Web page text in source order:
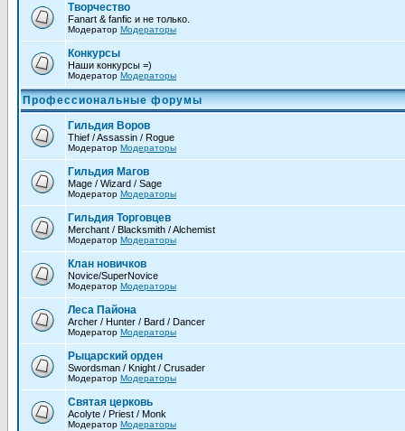
Творчество
Fanart & fanfic и не только.
Модератор Модераторы
Конкурсы
Наши конкурсы =)
Модератор Модераторы
Профессиональные форумы
Гильдия Воров
Thief / Assassin / Rogue
Модератор Модераторы
Гильдия Магов
Mage / Wizard / Sage
Модератор Модераторы
Гильдия Торговцев
Merchant / Blacksmith / Alchemist
Модератор Модераторы
Клан новичков
Novice/SuperNovice
Модератор Модераторы
Леса Пайона
Archer / Hunter / Bard / Dancer
Модератор Модераторы
Рыцарский орден
Swordsman / Knight / Crusader
Модератор Модераторы
Святая церковь
Acolyte / Priest / Monk
Модератор Модераторы